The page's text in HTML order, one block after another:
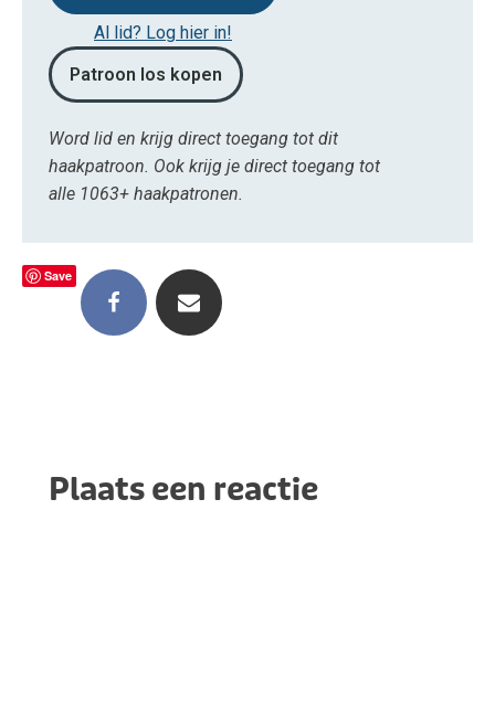
Al lid? Log hier in!
Patroon los kopen
Word lid en krijg direct toegang tot dit
haakpatroon. Ook krijg je direct toegang tot
alle 1063+ haakpatronen.
Save
Plaats een reactie